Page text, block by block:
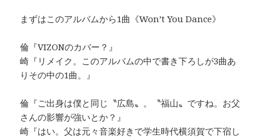
まずはこのアルバムから1曲《Won’t You Dance》
倫『VIZONのカバー？』
崎『リメイク。このアルバムの中で書き下ろしが3曲あ
りその中の1曲。』
倫『ご出身は僕と同じ〝広島〟。〝福山〟ですね。お父
さんの影響が強いとか？』
崎『はい。父は元々音楽好きで学生時代横須賀で下宿し